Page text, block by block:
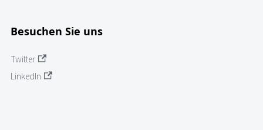
Besuchen Sie uns
Twitter
LinkedIn